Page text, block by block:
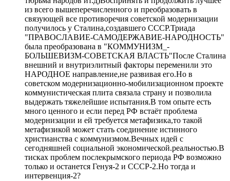
из всего вышеперечисленного и преобразовать в
связующей все противоречия советской модернизации
получилось у Сталина,создавшего СССР.Триада
"ПРАВОСЛАВИЕ-САМОДЕРЖАВИЕ-НАРОДНОСТЬ"
была преобразована в "КОММУНИЗМ_-
БОЛЬШЕВИЗМ-СОВЕТСКАЯ ВЛАСТЬ"После Сталина
внешний и внутриэлитный факторы переменили это
НАРОДНОЕ направление,не развивая его.Но в
советском модернизационно-мобилизационном проекте
коммунистическая плита связала страну и позволила
выдержать тяжелейшие испытания.В том опыте есть
много ценного и если перед РФ встаёт проблема
модернизации и ей требуется метафизика,то такой
метафизикой может стать соединение истинного
христианства с коммунизмом.Вечных идей с
сегодняшней социальной экономической.реальностью.В
тисках проблем послекрымского периода РФ возможно
только и останется Генуя-2 и СССР-2.Но тогда и
интервенция-2?